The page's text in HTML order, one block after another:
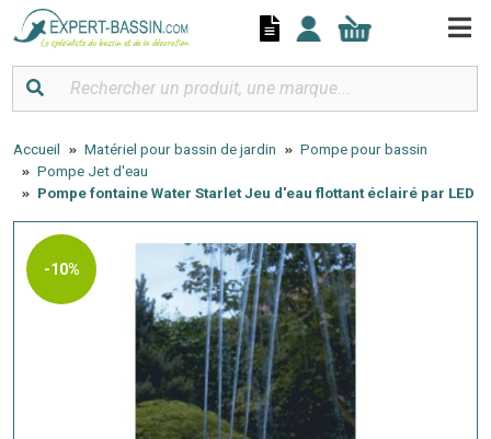
Accueil Matériel pour bassin de jardin
Pompe pour bassin
Pompe Jet d'eau
Pompe fontaine Water Starlet Jeu d'eau flottant éclairé par LED
-10%
Panneau de gestion des cookies